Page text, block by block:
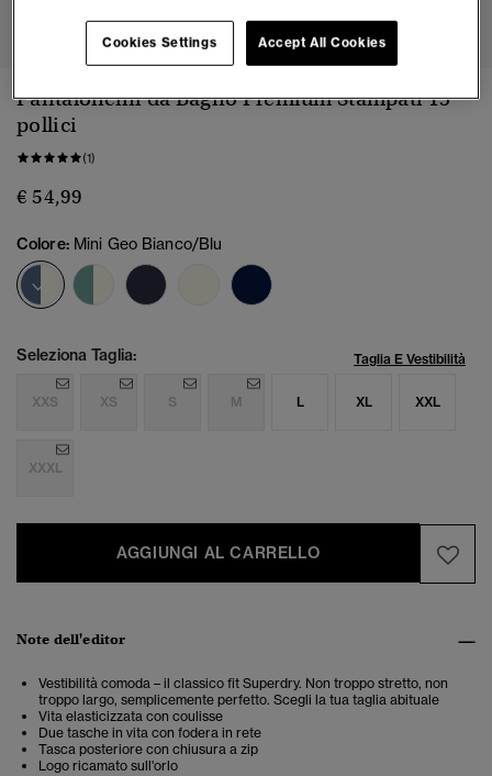
Pantaloncini da Bagno Premium Stampati 15
pollici
(1)
€ 54,99
Colore: Mini Geo Bianco/Blu
selezionato
Seleziona Taglia: Taglia E Vestibilità
XXS XS S M L XL XXL
XXXL
AGGIUNGI AL CARRELLO
Note dell'editor
Vestibilità comoda – il classico fit Superdry. Non troppo stretto, non
troppo largo, semplicemente perfetto. Scegli la tua taglia abituale
Vita elasticizzata con coulisse
Due tasche in vita con fodera in rete
Tasca posteriore con chiusura a zip
Logo ricamato sull'orlo
Cookies Settings Accept All Cookies